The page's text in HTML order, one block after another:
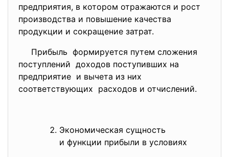
предприятия, в котором отражаются и рост
производства и повышение качества
продукции и сокращение затрат.
Прибыль формируется путем сложения
поступлений доходов поступивших на
предприятие и вычета из них
соответствующих расходов и отчислений.
Экономическая сущность
и функции прибыли в условиях